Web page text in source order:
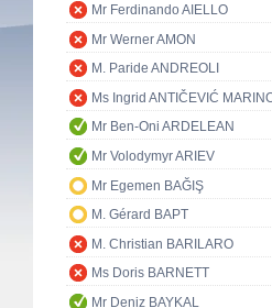
Mr Ferdinando AIELLO
Mr Werner AMON
M. Paride ANDREOLI
Ms Ingrid ANTIČEVIĆ
Mr Ben-Oni ARDELEAN
Mr Volodymyr ARIEV
Mr Egemen BAĞIŞ
M. Gérard BAPT
M. Christian BARILARO
Ms Doris BARNETT
Mr Deniz BAYKAL